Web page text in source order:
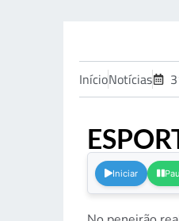
InícioNotícias
Iniciar